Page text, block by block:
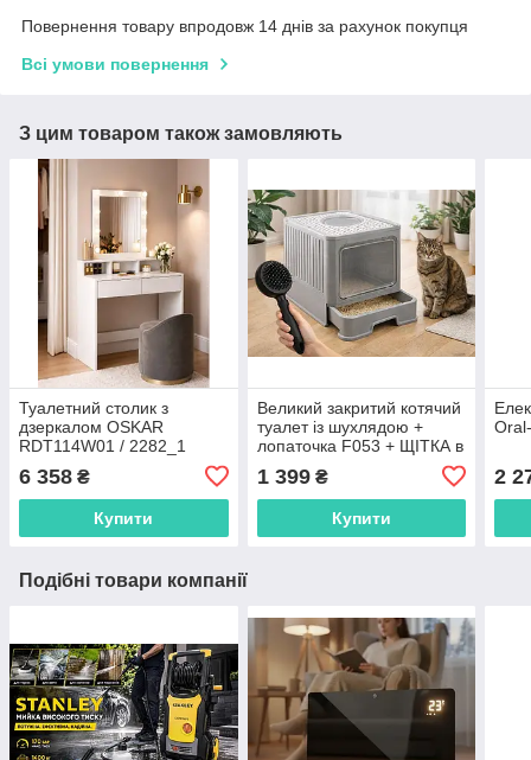
Повернення товару впродовж 14 днів за рахунок покупця
Всі умови повернення
З цим товаром також замовляють
Туалетний столик з
дзеркалом OSKAR
RDT114W01 / 2282_1
6 358 ₴
Купити
Великий закритий котячий
туалет із шухлядою +
лопаточка F053 + ЩІТКА в
1 399₴
Купити
2
Подібні товари компанії